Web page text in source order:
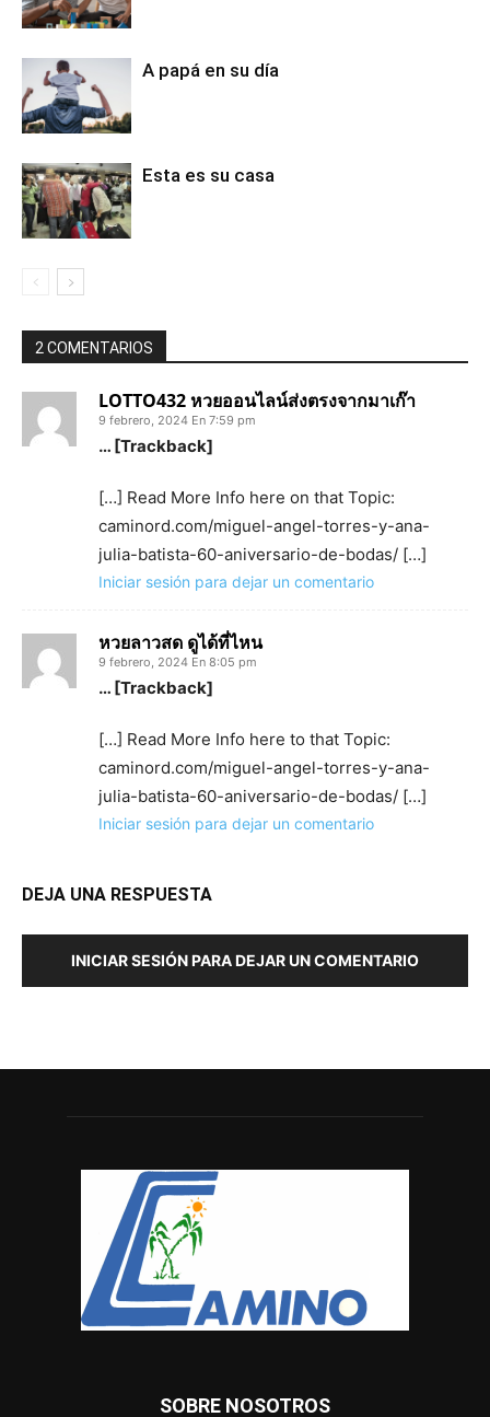
A papá en su día
Esta es su casa
2 COMENTARIOS
LOTTO432 หวยออนไลน์ส่งตรงจากมาเก๊า
9 febrero, 2024 En 7:59 pm
… [Trackback]
[…] Read More Info here on that Topic:
caminord.com/miguel-angel-torres-y-ana-
julia-batista-60-aniversario-de-bodas/ […]
Iniciar sesión para dejar un comentario
หวยลาวสด ดูได้ที่ไหน
9 febrero, 2024 En 8:05 pm
… [Trackback]
[…] Read More Info here to that Topic:
caminord.com/miguel-angel-torres-y-ana-
julia-batista-60-aniversario-de-bodas/ […]
Iniciar sesión para dejar un comentario
DEJA UNA RESPUESTA
INICIAR SESIÓN PARA DEJAR UN COMENTARIO
SOBRE NOSOTROS